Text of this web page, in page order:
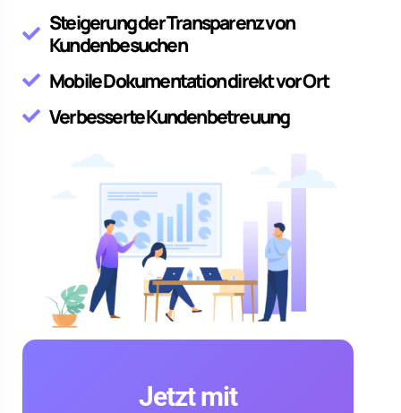
Steigerung der Transparenz von
Kundenbesuchen
Mobile Dokumentation direkt vor Ort
Verbesserte Kundenbetreuung
Jetzt mit